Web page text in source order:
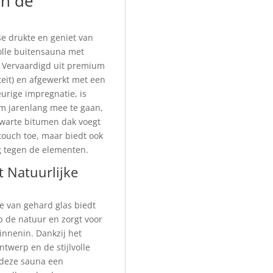
drukte en geniet van
buitensauna met
uit premium
en afgewerkt met een
impregnatie, is
jarenlang mee te gaan,
bitumen dak voegt
toe, maar biedt ook
de elementen.
Natuurlijke
van gehard glas biedt
de natuur en zorgt voor
Dankzij het
en de stijlvolle
sauna een